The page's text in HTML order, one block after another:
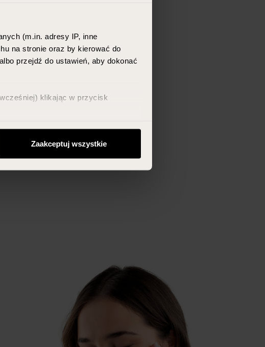
(m.in. adresy IP, inne
na stronie oraz by kierować do
przejdź do ustawień, aby dokonać
klikając w przycisk
Zaakceptuj wszystkie
15 ml
PLN